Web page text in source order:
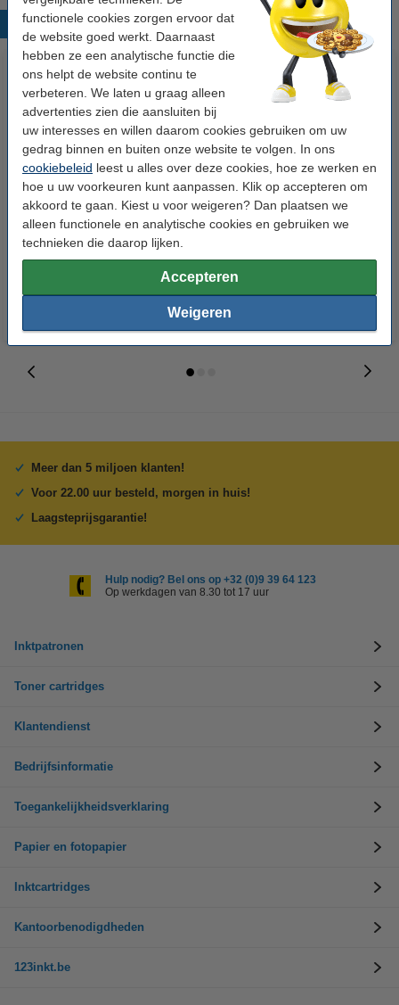
functionele cookies zorgen ervoor dat
de website goed werkt. Daarnaast
hebben ze een analytische functie die
ons helpt de website continu te
verbeteren. We laten u graag alleen
advertenties zien die aansluiten bij
uw interesses en willen daarom cookies gebruiken om uw
gedrag binnen en buiten onze website te volgen. In ons
cookiebeleid leest u alles over deze cookies, hoe ze werken en
hoe u uw voorkeuren kunt aanpassen. Klik op accepteren om
akkoord te gaan. Kiest u voor weigeren? Dan plaatsen we
alleen functionele en analytische cookies en gebruiken we
technieken die daarop lijken.
Accepteren
Weigeren
Populaire producten
123accu Xtreme Power MN1500
Penlite AA batterij 24 stuks
123inkt kopieerpapier 1 doos
van 2500 vellen A4 - 80 g/m²
Meer dan 5 miljoen klanten!
Voor 22.00 uur besteld, morgen in huis!
Laagsteprijsgarantie!
Hulp nodig? Bel ons op +32 (0)9 39 64 123
Op werkdagen van 8.30 tot 17 uur
Inktpatronen
Toner cartridges
Klantendienst
Bedrijfsinformatie
Toegankelijkheidsverklaring
Papier en fotopapier
Inktcartridges
Kantoorbenodigdheden
123inkt.be